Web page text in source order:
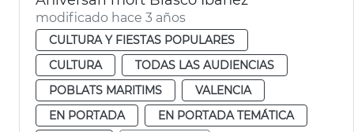
modificado hace 3 años
CULTURA Y FIESTAS POPULARES
CULTURA
TODAS LAS AUDIENCIAS
POBLATS MARITIMS
VALENCIA
EN PORTADA
EN PORTADA TEMÁTICA